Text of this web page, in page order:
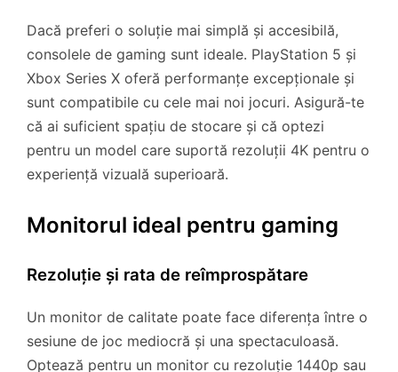
Dacă preferi o soluție mai simplă și accesibilă,
consolele de gaming sunt ideale. PlayStation 5 și
Xbox Series X oferă performanțe excepționale și
sunt compatibile cu cele mai noi jocuri. Asigură-te
că ai suficient spațiu de stocare și că optezi
pentru un model care suportă rezoluții 4K pentru o
experiență vizuală superioară.
Monitorul ideal pentru gaming
Rezoluție și rata de reîmprospătare
Un monitor de calitate poate face diferența între o
sesiune de joc mediocră și una spectaculoasă.
Optează pentru un monitor cu rezoluție 1440p sau